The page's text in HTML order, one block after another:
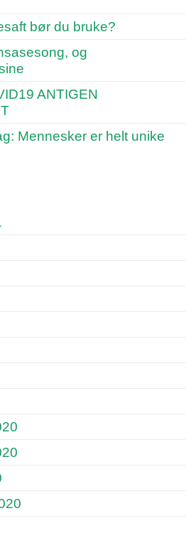
bør du bruke?
og
ANTIGEN
Mennesker er helt unike